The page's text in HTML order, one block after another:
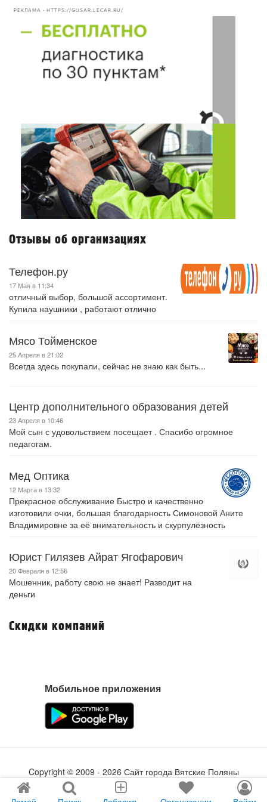
РЕКЛАМА • HTTPS://GUSAR.LECAR.RU/
Отзывы об организациях
Телефон.ру
17 Мая в 11:34
отличный выбор, большой ассортимент.
Купила наушники , работают отлично
Мясо Тойменское
25 Апреля в 21:02
Всегда здесь покупали, сейчас не знаю как быть...
Центр дополнительного образования детей
23 Апреля в 10:46
Мой сын с удовольствием посещает . Спасибо огромное
педагогам.
Мед Оптика
12 Марта в 13:32
Прекрасное обслуживание Быстро и качественно
изготовили очки, большая благодарность Симоновой Аните
Владимировне за её внимательность и скурпулёзность
Юрист Гилязев Айрат Ягофарович
20 Февраля в 12:56
Мошенник, работу свою не знает! Разводит на
деньги
Скидки компаний
Мобильное приложения
Copyright © 2009 - 2026 Сайт города Вятские Поляны
Создание сайта
tabson.ru